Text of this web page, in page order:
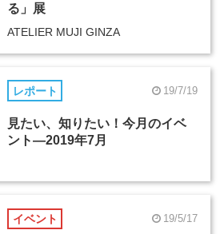
る」展
ATELIER MUJI GINZA
レポート 19/7/19
見たい、知りたい！今月のイベ
ント―2019年7月
イベント 19/5/17